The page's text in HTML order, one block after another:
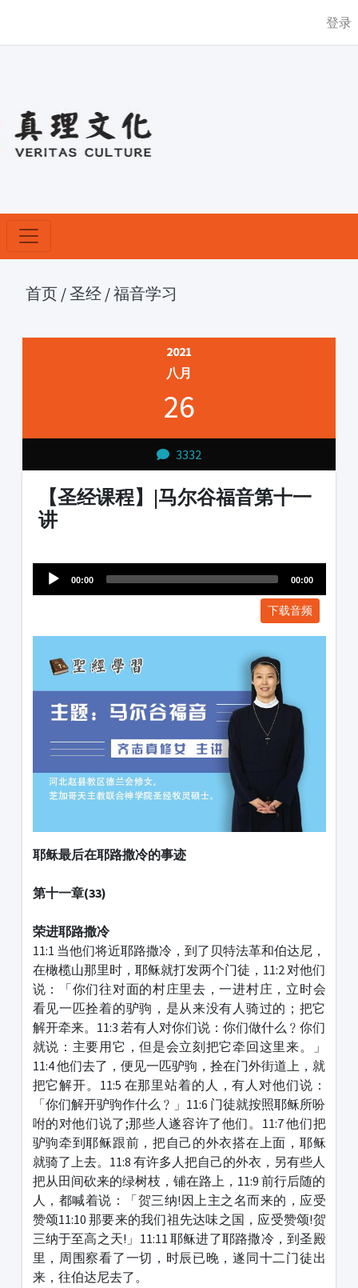
登录
首页 /圣经 /福音学习
2021
八月
26
3332
【圣经课程】|马尔谷福音第十一
讲
Player
00:00 00:00
下载音频
耶稣最后在耶路撒冷的事迹
第十一章(33)
荣进耶路撒冷
11:1 当他们将近耶路撒冷，到了贝特法革和伯达尼，
在橄榄山那里时，耶稣就打发两个门徒，11:2 对他们
说：「你们往对面的村庄里去，一进村庄，立时会
看见一匹拴着的驴驹，是从来没有人骑过的；把它
解开牵来。11:3 若有人对你们说：你们做什么﹖你们
就说：主要用它，但是会立刻把它牵回这里来。」
11:4 他们去了，便见一匹驴驹，拴在门外街道上，就
把它解开。11:5 在那里站着的人，有人对他们说：
「你们解开驴驹作什么﹖」11:6 门徒就按照耶稣所吩
咐的对他们说了;那些人遂容许了他们。11:7 他们把
驴驹牵到耶稣跟前，把自己的外衣搭在上面，耶稣
就骑了上去。11:8 有许多人把自己的外衣，另有些人
把从田间砍来的绿树枝，铺在路上，11:9 前行后随的
人，都喊着说：「贺三纳!因上主之名而来的，应受
赞颂11:10 那要来的我们祖先达味之国，应受赞颂!贺
三纳于至高之天!」11:11 耶稣进了耶路撒冷，到圣殿
里，周围察看了一切，时辰已晚，遂同十二门徒出
来，往伯达尼去了。